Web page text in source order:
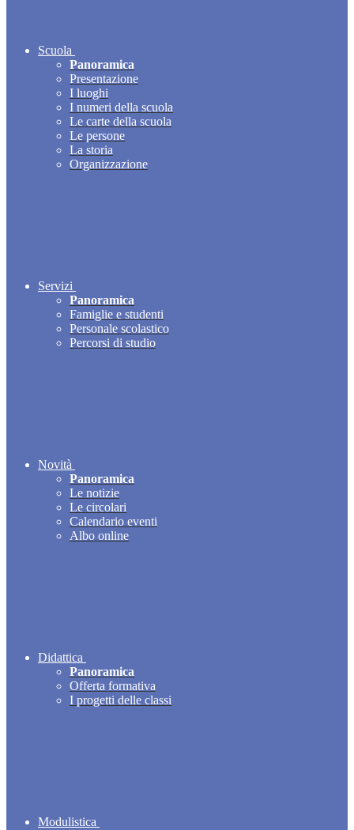
Scuola
Panoramica
Presentazione
I luoghi
I numeri della scuola
Le carte della scuola
Le persone
La storia
Organizzazione
Servizi
Panoramica
Famiglie e studenti
Personale scolastico
Percorsi di studio
Novità
Panoramica
Le notizie
Le circolari
Calendario eventi
Albo online
Didattica
Panoramica
Offerta formativa
I progetti delle classi
Modulistica